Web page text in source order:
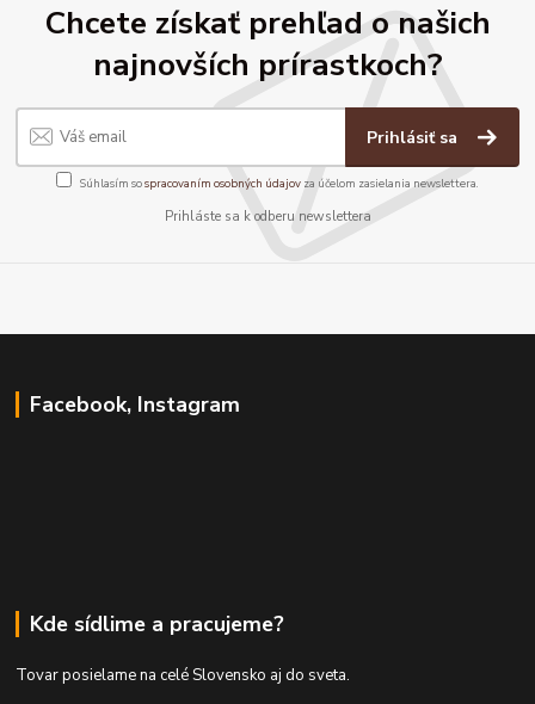
Chcete získať prehľad o našich
najnovších prírastkoch?
Prihlásiť sa
Súhlasím sospracovaním osobných údajov za účelom zasielania newslettera.
Prihláste sa k odberu newslettera
Facebook, Instagram
Kde sídlime a pracujeme?
Tovar posielame na celé Slovensko aj do sveta.